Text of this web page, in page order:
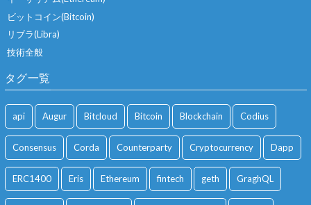
ビットコイン(Bitcoin)
リブラ(Libra)
技術全般
タグ一覧
api Augur Bitcloud Bitcoin Blockchain Codius
Consensus Corda Counterparty Cryptocurrency Dapp
ERC1400 Eris Ethereum fintech geth GraghQL